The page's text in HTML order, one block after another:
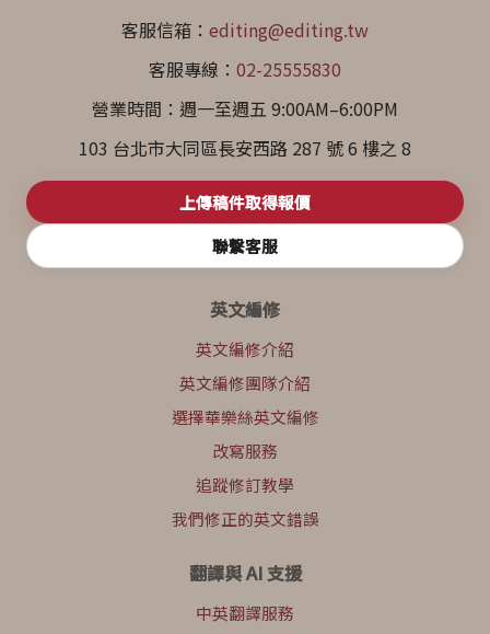
客服信箱： editing@editing.tw
客服專線： 02-25555830
營業時間：週一至週五 9:00AM–6:00PM
103 台北市大同區長安西路 287 號 6 樓之 8
上傳稿件取得報價
聯繫客服
英文編修
英文編修介紹
英文編修團隊介紹
選擇華樂絲英文編修
改寫服務
追蹤修訂教學
我們修正的英文錯誤
翻譯與 AI 支援
中英翻譯服務